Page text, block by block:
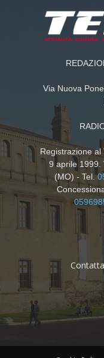
Via Nuova
Registrazione
9 aprile 1999.
(MO) - Tel.